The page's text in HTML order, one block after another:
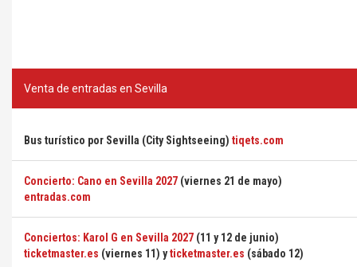
Venta de entradas en Sevilla
Bus turístico por Sevilla (City Sightseeing) tiqets.com
Concierto: Cano en Sevilla 2027 (viernes 21 de mayo)
entradas.com
Conciertos: Karol G en Sevilla 2027 (11 y 12 de junio)
ticketmaster.es (viernes 11) yticketmaster.es (sábado 12)